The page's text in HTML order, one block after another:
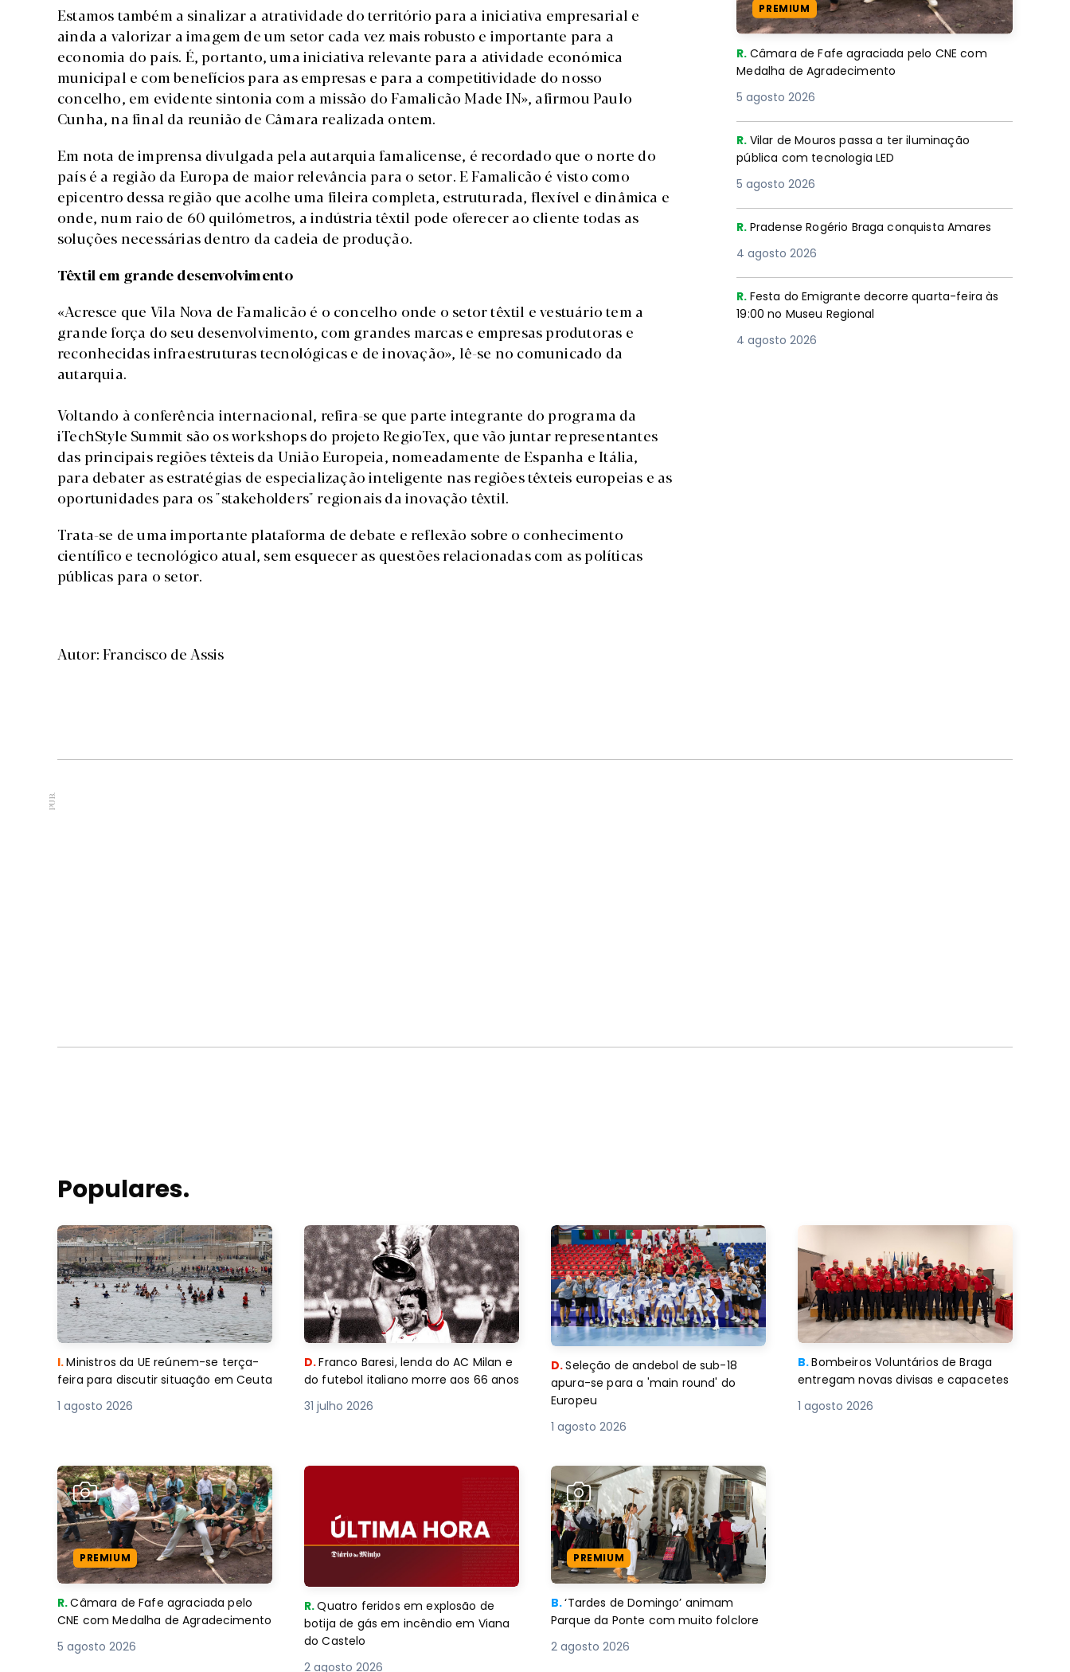
Estamos também a sinalizar a atratividade do território para a iniciativa empresarial e
ainda a valorizar a imagem de um setor cada vez mais robusto e importante para a
economia do país. É, portanto, uma iniciativa relevante para a atividade económica
municipal e com benefícios para as empresas e para a competitividade do nosso
concelho, em evidente sintonia com a missão do Famalicão Made IN», afirmou Paulo
Cunha, na final da reunião de Câmara realizada ontem.
Em nota de imprensa divulgada pela autarquia famalicense, é recordado que o norte do
país é a região da Europa de maior relevância para o setor. E Famalicão é visto como
epicentro dessa região que acolhe uma fileira completa, estruturada, flexível e dinâmica e
onde, num raio de 60 quilómetros, a indústria têxtil pode oferecer ao cliente todas as
soluções necessárias dentro da cadeia de produção.
Têxtil em grande desenvolvimento
«Acresce que Vila Nova de Famalicão é o concelho onde o setor têxtil e vestuário tem a
grande força do seu desenvolvimento, com grandes marcas e empresas produtoras e
reconhecidas infraestruturas tecnológicas e de inovação», lê-se no comunicado da
autarquia.
Voltando à conferência internacional, refira-se que parte integrante do programa da
iTechStyle Summit são os workshops do projeto RegioTex, que vão juntar representantes
das principais regiões têxteis da União Europeia, nomeadamente de Espanha e Itália,
para debater as estratégias de especialização inteligente nas regiões têxteis europeias e as
oportunidades para os "stakeholders" regionais da inovação têxtil.
Trata-se de uma importante plataforma de debate e reflexão sobre o conhecimento
científico e tecnológico atual, sem esquecer as questões relacionadas com as políticas
públicas para o setor.
Autor: Francisco de Assis
PREMIUM
R. Câmara de Fafe agraciada pelo CNE com
Medalha de Agradecimento
5 agosto 2026
R. Vilar de Mouros passa a ter iluminação
pública com tecnologia LED
5 agosto 2026
R. Pradense Rogério Braga conquista Amares
4 agosto 2026
R. Festa do Emigrante decorre quarta-feira às
19:00 no Museu Regional
4 agosto 2026
PUB.
Populares.
I.Ministros da UE reúnem-se terça-
feira para discutir situação em Ceuta
1 agosto 2026
D.Franco Baresi, lenda do AC Milan e
do futebol italiano morre aos 66 anos
31 julho 2026
D.Seleção de andebol de sub-18
apura-se para a 'main round' do
Europeu
1 agosto 2026
B.Bombeiros Voluntários de Braga
entregam novas divisas e capacetes
1 agosto 2026
PREMIUM
R.Câmara de Fafe agraciada pelo
CNE com Medalha de Agradecimento
5 agosto 2026
R.Quatro feridos em explosão de
botija de gás em incêndio em Viana
do Castelo
2 agosto 2026
PREMIUM
B.‘Tardes de Domingo’ animam
Parque da Ponte com muito folclore
2 agosto 2026